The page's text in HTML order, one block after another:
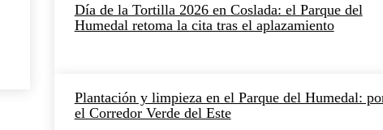
Día de la Tortilla 2026 en Coslada: el Parque del
Humedal retoma la cita tras el aplazamiento
Plantación y limpieza en el Parque del Humedal:
el Corredor Verde del Este